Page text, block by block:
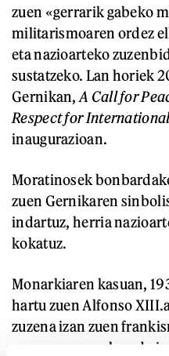
zuen «gerrarik gabeko
militarismoaren ordez
eta nazioarteko
sustatzeko. Lan horiek
Gernikan,A Call for
Respect for
inaugurazioan.
Moratinosek
zuen Gernikaren
indartuz, herria
kokatuz.
Monarkiaren kasuan,
hartu zuen Alfonso
zuzena izan zuen
egungo erregeak ez du